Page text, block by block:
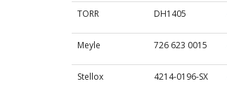
TORR DH1405
Meyle 726 623 0015
Stellox 4214-0196-SX